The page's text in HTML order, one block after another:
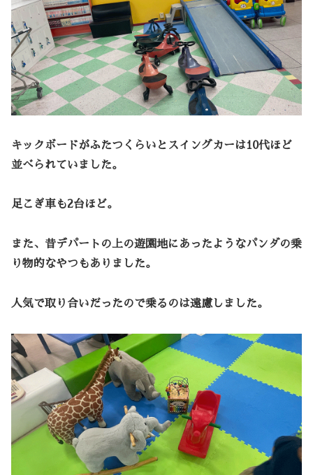
キックボードがふたつくらいとスイングカーは10代ほど
並べられていました。
足こぎ車も2台ほど。
また、昔デパートの上の遊園地にあったようなパンダの乗
り物的なやつもありました。
人気で取り合いだったので乗るのは遠慮しました。